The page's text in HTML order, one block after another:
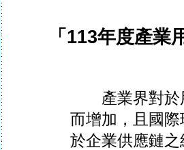
「113年度產
產業界對於
而增加，且國
於企業供應鏈